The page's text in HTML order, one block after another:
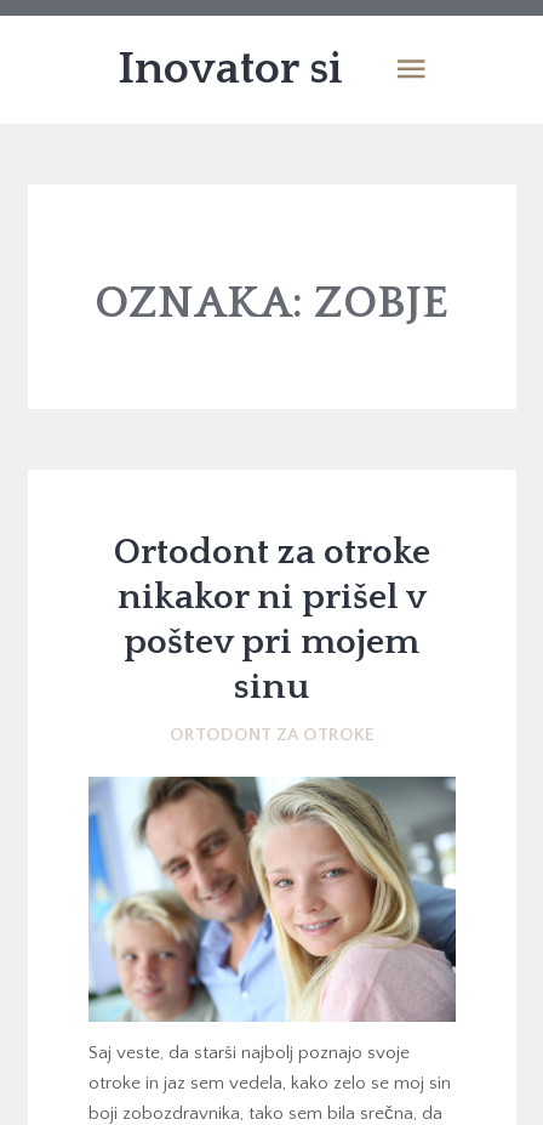
Inovator si
OZNAKA: ZOBJE
Ortodont za otroke
nikakor ni prišel v
poštev pri mojem
sinu
ORTODONT ZA OTROKE
Saj veste, da starši najbolj poznajo svoje
otroke in jaz sem vedela, kako zelo se moj sin
boji zobozdravnika, tako sem bila srečna, da